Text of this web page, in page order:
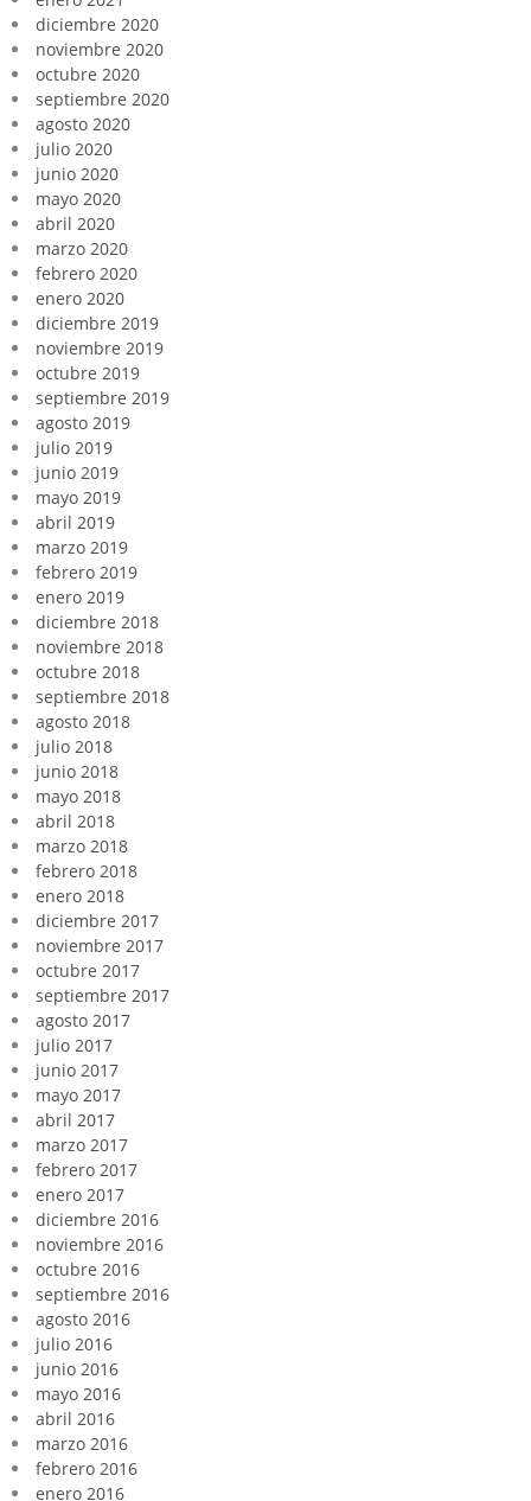
diciembre 2020
noviembre 2020
octubre 2020
septiembre 2020
agosto 2020
julio 2020
junio 2020
mayo 2020
abril 2020
marzo 2020
febrero 2020
enero 2020
diciembre 2019
noviembre 2019
octubre 2019
septiembre 2019
agosto 2019
julio 2019
junio 2019
mayo 2019
abril 2019
marzo 2019
febrero 2019
enero 2019
diciembre 2018
noviembre 2018
octubre 2018
septiembre 2018
agosto 2018
julio 2018
junio 2018
mayo 2018
abril 2018
marzo 2018
febrero 2018
enero 2018
diciembre 2017
noviembre 2017
octubre 2017
septiembre 2017
agosto 2017
julio 2017
junio 2017
mayo 2017
abril 2017
marzo 2017
febrero 2017
enero 2017
diciembre 2016
noviembre 2016
octubre 2016
septiembre 2016
agosto 2016
julio 2016
junio 2016
mayo 2016
abril 2016
marzo 2016
febrero 2016
enero 2016